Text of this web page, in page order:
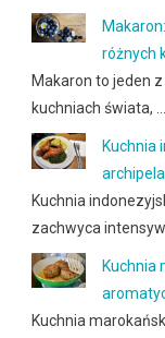
różnych
Makaron to jeden
kuchniach świata, …
Kuchnia
Kuchnia
zachwyca
Kuchnia
Kuchnia